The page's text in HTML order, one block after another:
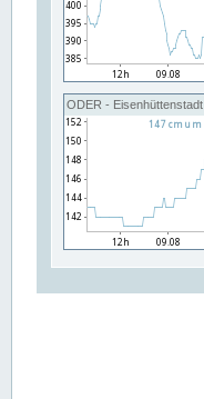
ODER - Eisenhüttenstadt